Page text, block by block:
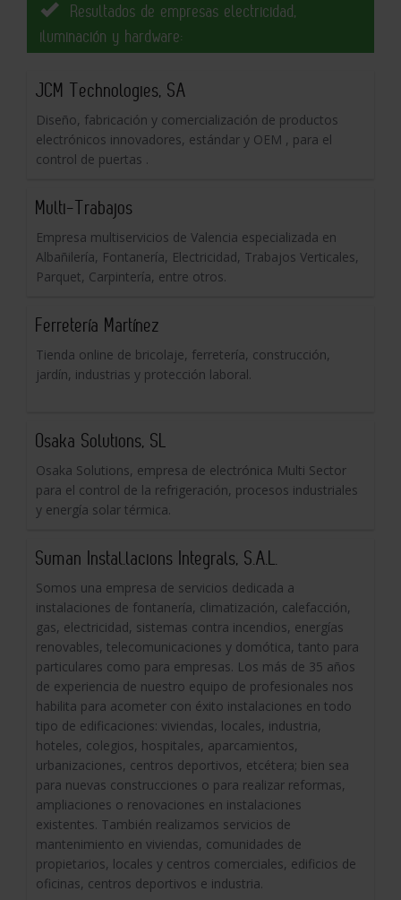
Resultados de empresas electricidad,
iluminación y hardware:
JCM Technologies, SA
Diseño, fabricación y comercialización de productos
electrónicos innovadores, estándar y OEM , para el
control de puertas .
Multi-Trabajos
Empresa multiservicios de Valencia especializada en
Albañilería, Fontanería, Electricidad, Trabajos Verticales,
Parquet, Carpintería, entre otros.
Ferretería Martínez
Tienda online de bricolaje, ferretería, construcción,
jardín, industrias y protección laboral.
Osaka Solutions, SL
Osaka Solutions, empresa de electrónica Multi Sector
para el control de la refrigeración, procesos industriales
y energía solar térmica.
Suman Instal.lacions Integrals, S.A.L.
Somos una empresa de servicios dedicada a
instalaciones de fontanería, climatización, calefacción,
gas, electricidad, sistemas contra incendios, energías
renovables, telecomunicaciones y domótica, tanto para
particulares como para empresas. Los más de 35 años
de experiencia de nuestro equipo de profesionales nos
habilita para acometer con éxito instalaciones en todo
tipo de edificaciones: viviendas, locales, industria,
hoteles, colegios, hospitales, aparcamientos,
urbanizaciones, centros deportivos, etcétera; bien sea
para nuevas construcciones o para realizar reformas,
ampliaciones o renovaciones en instalaciones
existentes. También realizamos servicios de
mantenimiento en viviendas, comunidades de
propietarios, locales y centros comerciales, edificios de
oficinas, centros deportivos e industria.